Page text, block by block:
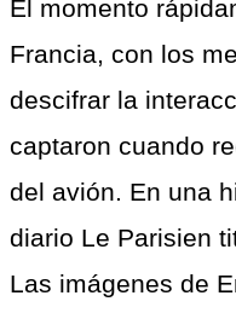
El momento
Francia, con los
descifrar la
captaron cuando
del avión. En una
diario Le Parisien
Las imágenes de